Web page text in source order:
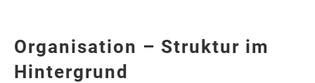
Organisation – Struktur im
Hintergrund